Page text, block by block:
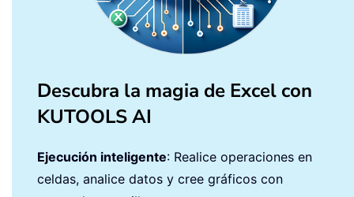
Descubra la magia de Excel con
KUTOOLS AI
Ejecución inteligente: Realice operaciones en
celdas, analice datos y cree gráficos con